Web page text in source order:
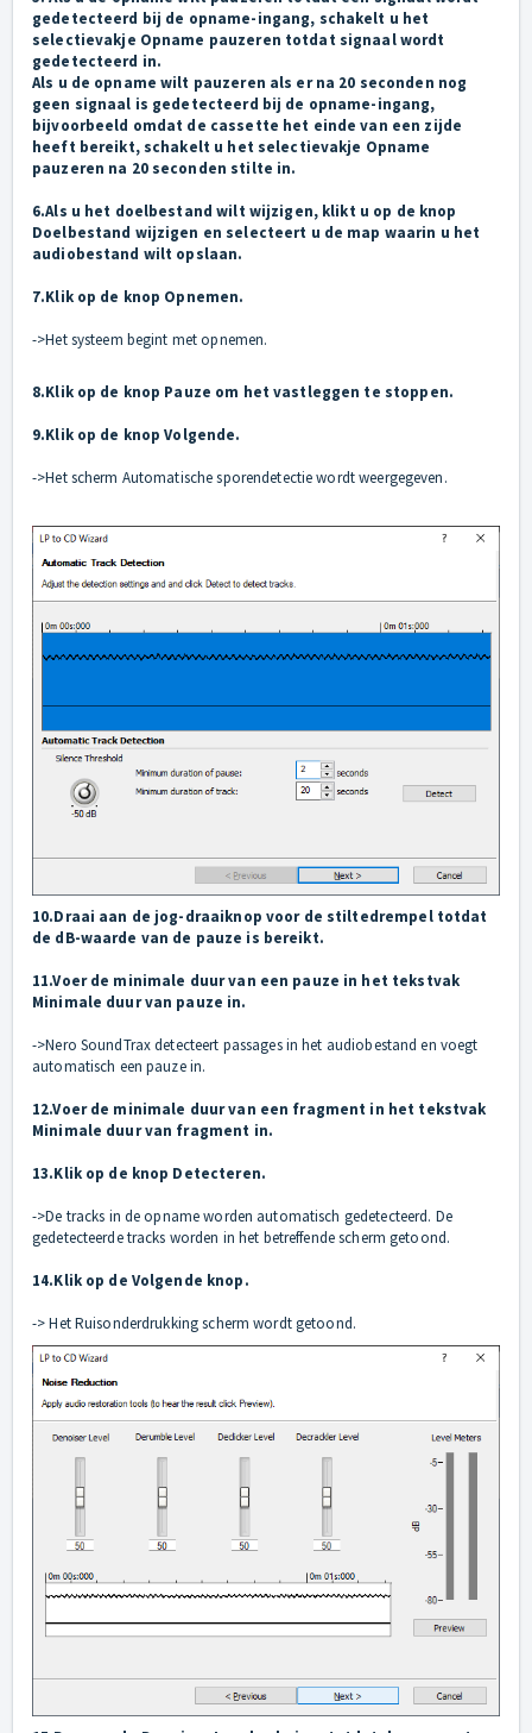
gedetecteerd bij de opname-ingang, schakelt u het
selectievakje Opname pauzeren totdat signaal wordt
gedetecteerd in.
Als u de opname wilt pauzeren als er na 20 seconden nog
geen signaal is gedetecteerd bij de opname-ingang,
bijvoorbeeld omdat de cassette het einde van een zijde
heeft bereikt, schakelt u het selectievakje Opname
pauzeren na 20 seconden stilte in.
6.Als u het doelbestand wilt wijzigen, klikt u op de knop
Doelbestand wijzigen en selecteert u de map waarin u het
audiobestand wilt opslaan.
7.Klik op de knop Opnemen.
->Het systeem begint met opnemen.
8.Klik op de knop Pauze om het vastleggen te stoppen.
9.Klik op de knop Volgende.
->Het scherm Automatische sporendetectie wordt weergegeven.
10.Draai aan de jog-draaiknop voor de stiltedrempel totdat
de dB-waarde van de pauze is bereikt.
11.Voer de minimale duur van een pauze in het tekstvak
Minimale duur van pauze in.
->Nero SoundTrax detecteert passages in het audiobestand en voegt
automatisch een pauze in.
12.Voer de minimale duur van een fragment in het tekstvak
Minimale duur van fragment in.
13.Klik op de knop Detecteren.
->De tracks in de opname worden automatisch gedetecteerd. De
gedetecteerde tracks worden in het betreffende scherm getoond.
14.Klik op de Volgende knop.
-> Het Ruisonderdrukking scherm wordt getoond.